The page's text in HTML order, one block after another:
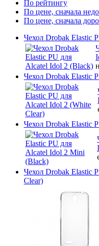
По рейтингу
По цене, сначала
По цене, сначала
Чехол Drobak Elastic
Чехол Drobak Elastic
Чехол Drobak Elastic
Чехол Drobak Elastic
Clear)